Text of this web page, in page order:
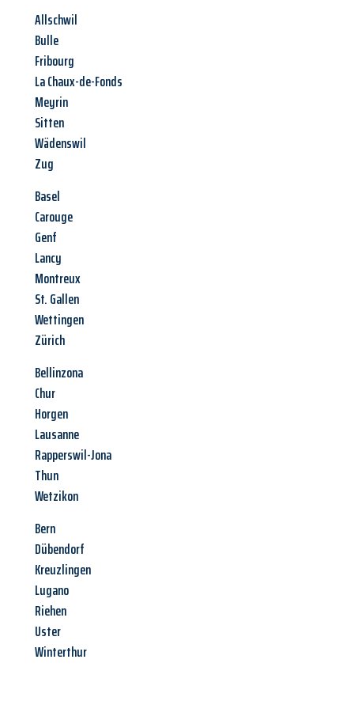
Allschwil
Bulle
Fribourg
La Chaux-de-Fonds
Meyrin
Sitten
Wädenswil
Zug
Basel
Carouge
Genf
Lancy
Montreux
St. Gallen
Wettingen
Zürich
Bellinzona
Chur
Horgen
Lausanne
Rapperswil-Jona
Thun
Wetzikon
Bern
Dübendorf
Kreuzlingen
Lugano
Riehen
Uster
Winterthur